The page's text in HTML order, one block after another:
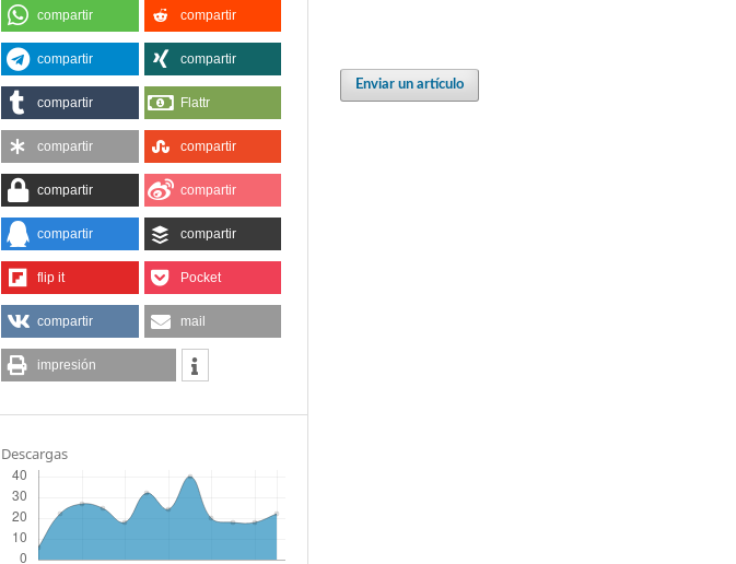
compartir compartir
compartir compartir
compartir Flattr
compartir compartir
compartir compartir
compartir compartir
flip it Pocket
compartir mail
impresión
Descargas
Enviar un artículo